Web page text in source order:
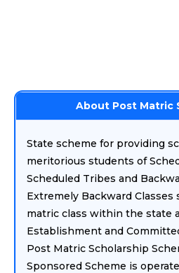
About Post Matric
State scheme for providing
meritorious students of
Scheduled Tribes and
Extremely Backward
matric class within the state
Establishment and
Post Matric Scholarship
Sponsored Scheme is